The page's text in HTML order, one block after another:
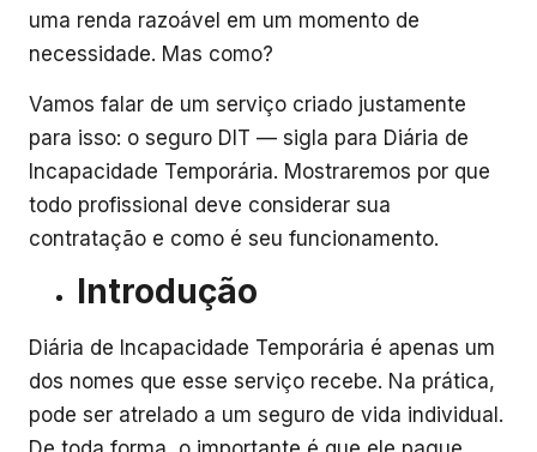
uma renda razoável em um momento de
necessidade. Mas como?
Vamos falar de um serviço criado justamente
para isso: o seguro DIT — sigla para Diária de
Incapacidade Temporária. Mostraremos por que
todo profissional deve considerar sua
contratação e como é seu funcionamento.
Introdução
Diária de Incapacidade Temporária é apenas um
dos nomes que esse serviço recebe. Na prática,
pode ser atrelado a um seguro de vida individual.